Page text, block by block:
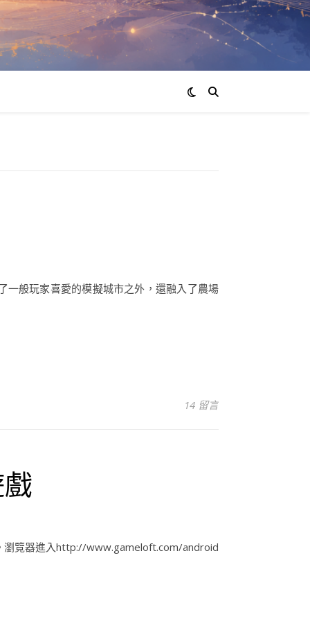
一般玩家喜愛的模擬城市之外，還融入了農場
14 留言
瀏覽器進入http://www.gameloft.com/android